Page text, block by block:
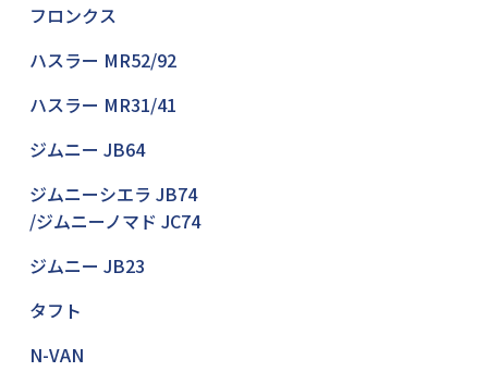
フロンクス
ハスラー MR52/92
ハスラー MR31/41
ジムニー JB64
ジムニーシエラ JB74
/ジムニーノマド JC74
ジムニー JB23
タフト
N-VAN